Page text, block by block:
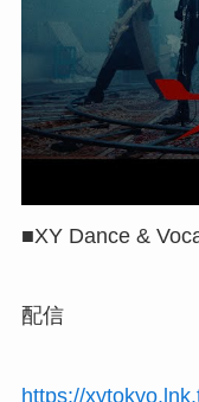
■XY Dance &
配信
https://